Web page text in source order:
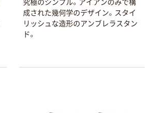
究極のシンプル。アイアンのみで構
成された幾何学のデザイン。スタイ
リッシュな造形のアンブレラスタン
ド。